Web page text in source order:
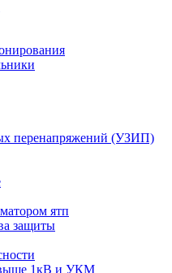
перенапряжений (УЗИП)
ятп
защиты
1кВ и УКМ